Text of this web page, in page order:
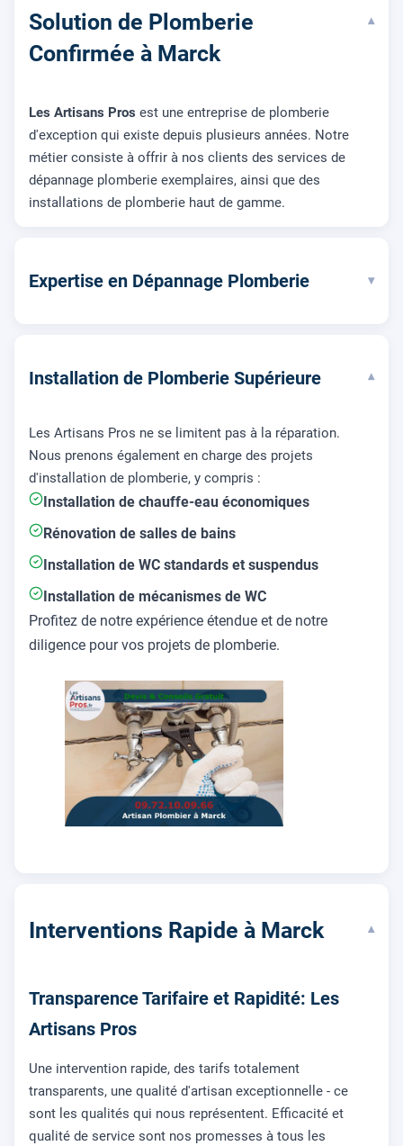
Solution de Plomberie
Confirmée à Marck
▾
Les Artisans Pros est une entreprise de plomberie
d'exception qui existe depuis plusieurs années. Notre
métier consiste à offrir à nos clients des services de
dépannage plomberie exemplaires, ainsi que des
installations de plomberie haut de gamme.
Expertise en Dépannage Plomberie ▾
Installation de Plomberie Supérieure ▾
Les Artisans Pros ne se limitent pas à la réparation.
Nous prenons également en charge des projets
d'installation de plomberie, y compris :
Installation de chauffe-eau économiques
Rénovation de salles de bains
Installation de WC standards et suspendus
Installation de mécanismes de WC
Profitez de notre expérience étendue et de notre
diligence pour vos projets de plomberie.
Interventions Rapide à Marck ▾
Transparence Tarifaire et Rapidité: Les
Artisans Pros
Une intervention rapide, des tarifs totalement
transparents, une qualité d'artisan exceptionnelle - ce
sont les qualités qui nous représentent. Efficacité et
qualité de service sont nos promesses à tous les